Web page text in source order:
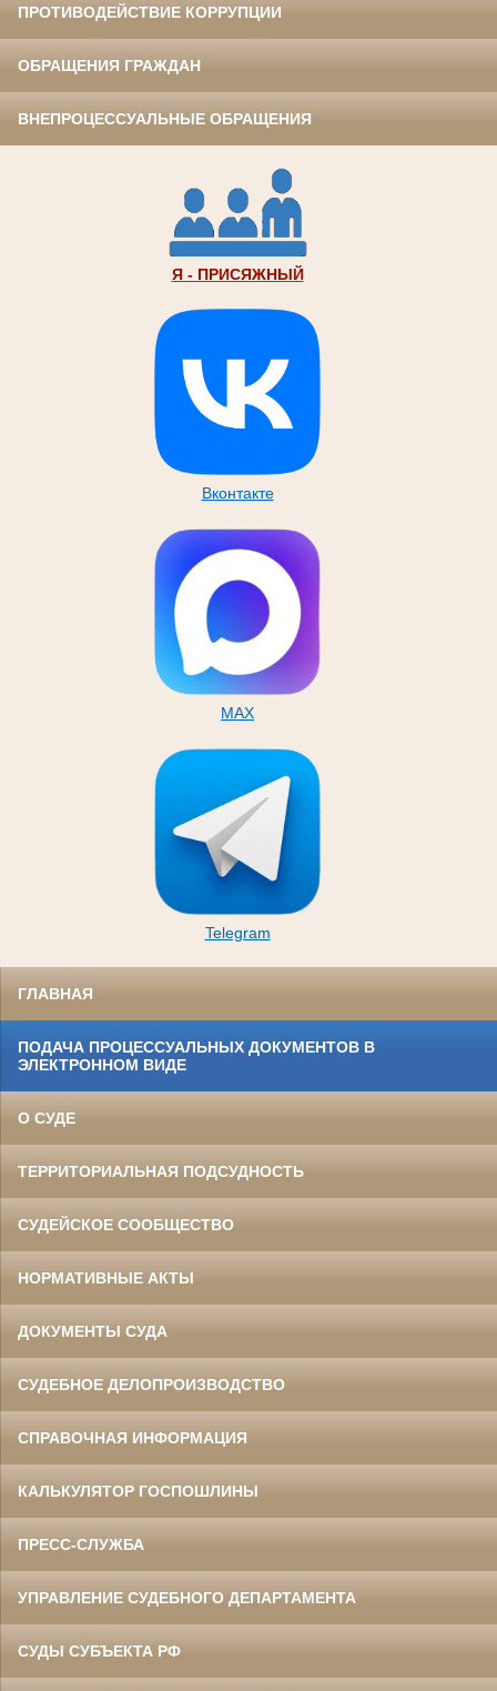
ПРОТИВОДЕЙСТВИЕ КОРРУПЦИИ
ОБРАЩЕНИЯ ГРАЖДАН
ВНЕПРОЦЕССУАЛЬНЫЕ ОБРАЩЕНИЯ
Я - ПРИСЯЖНЫЙ
Вконтакте
MAX
Telegram
ГЛАВНАЯ
ПОДАЧА ПРОЦЕССУАЛЬНЫХ ДОКУМЕНТОВ В
ЭЛЕКТРОННОМ ВИДЕ
О СУДЕ
ТЕРРИТОРИАЛЬНАЯ ПОДСУДНОСТЬ
СУДЕЙСКОЕ СООБЩЕСТВО
НОРМАТИВНЫЕ АКТЫ
ДОКУМЕНТЫ СУДА
СУДЕБНОЕ ДЕЛОПРОИЗВОДСТВО
СПРАВОЧНАЯ ИНФОРМАЦИЯ
КАЛЬКУЛЯТОР ГОСПОШЛИНЫ
ПРЕСС-СЛУЖБА
УПРАВЛЕНИЕ СУДЕБНОГО ДЕПАРТАМЕНТА
СУДЫ СУБЪЕКТА РФ